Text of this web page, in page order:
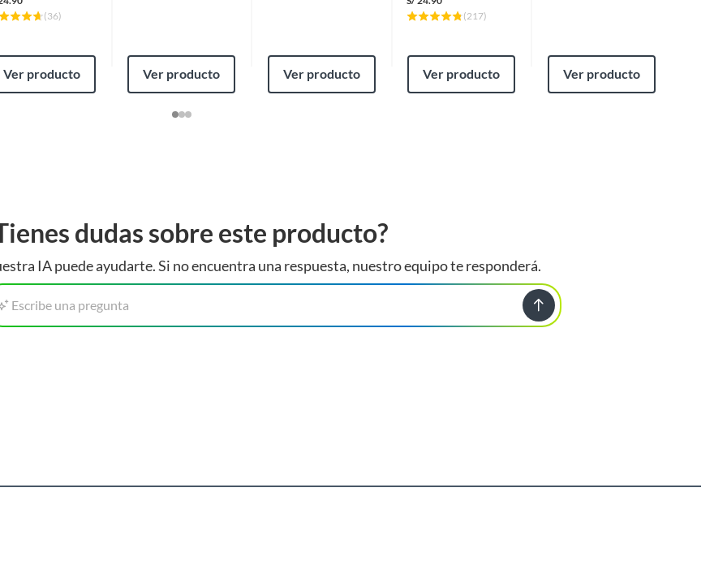
conectar dispositivos de bajo consumo. Su material
la hace fácil de encontrar. Además, su diseño compacto
de otras categorías
de tomacorrientes y enchufes. Encontrarás una
adapte a tus necesidades. También puedes encontrar
(36)
Ver producto Ver producto Ver producto
(217)
Ver producto Ver producto
dudas sobre este producto?
IA puede ayudarte. Si no encuentra una respuesta, nuestro equipo te responderá.
Escribe una pregunta